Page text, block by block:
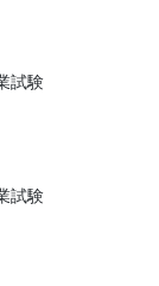
試験
試験